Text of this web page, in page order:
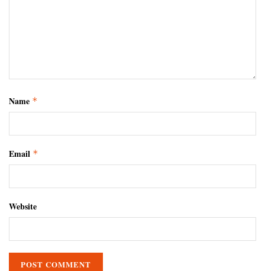
Name *
Email *
Website